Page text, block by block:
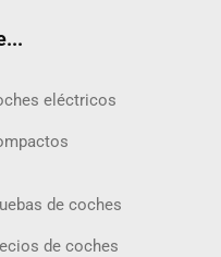
eléctricos
de coches
de coches